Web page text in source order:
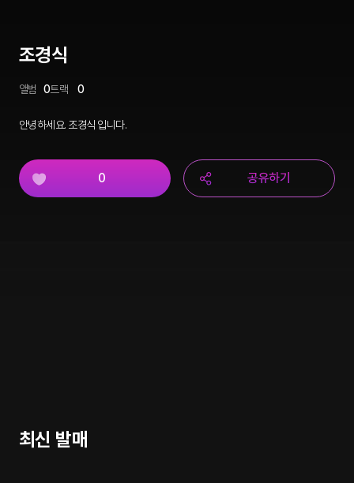
조경식
앨범 0트랙 0
안녕하세요. 조경식 입니다.
0 공유하기
최신 발매